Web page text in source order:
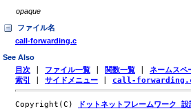
opaque
ファイル名
call-forwarding.c
See Also
目次 ファイル一覧 関数一覧 ネームスペ
索引
サイドメニュー call-
Copyright(C) ドットネットフレームワーク 設